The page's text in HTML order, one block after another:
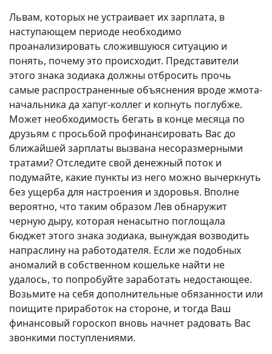
Львам, которых не устраивает их зарплата, в
наступающем периоде необходимо
проанализировать сложившуюся ситуацию и
понять, почему это происходит. Представители
этого знака зодиака должны отбросить прочь
самые распространенные объяснения вроде жмота-
начальника да хапуг-коллег и копнуть поглубже.
Может необходимость бегать в конце месяца по
друзьям с просьбой профинансировать Вас до
ближайшей зарплаты вызвана несоразмерными
тратами? Отследите свой денежный поток и
подумайте, какие пункты из него можно вычеркнуть
без ущерба для настроения и здоровья. Вполне
вероятно, что таким образом Лев обнаружит
черную дыру, которая ненасытно поглощала
бюджет этого знака зодиака, вынуждая возводить
напраслину на работодателя. Если же подобных
аномалий в собственном кошельке найти не
удалось, то попробуйте заработать недостающее.
Возьмите на себя дополнительные обязанности или
поищите приработок на стороне, и тогда Ваш
финансовый гороскоп вновь начнет радовать Вас
звонкими поступлениями.